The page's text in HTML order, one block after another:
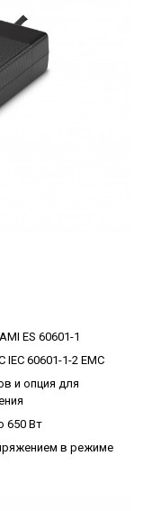
ES 60601-1
60601-1-2 EMC
и опция для
650 Вт
в режиме